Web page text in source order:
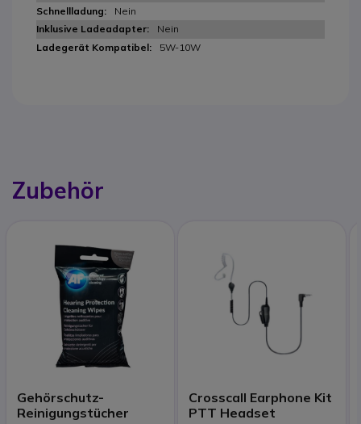
Nein
Nein
5W-10W
Zubehör
Gehörschutz-
Reinigungstücher
Crosscall Earphone Kit
PTT Headset